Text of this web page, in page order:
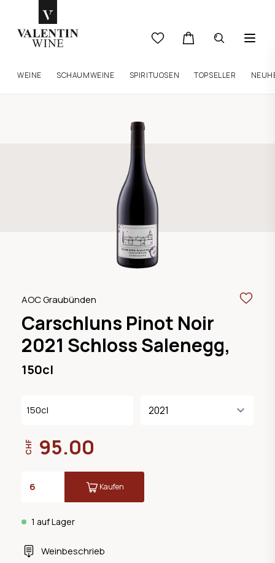
WEINE SCHAUMWEINE SPIRITUOSEN TOPSELLER
AOC Graubünden
Carschluns Pinot Noir
2021 Schloss Salenegg,
150cl
Weinbeschrieb
150cl
1 auf Lager
CHF 95.00
Kaufen